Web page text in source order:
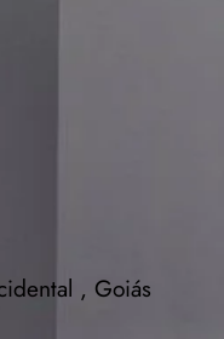
, Goiás